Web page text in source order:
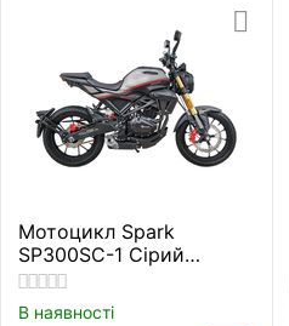
Мотоцикл Spark
SP300SC-1 Сірий
Дорожній
В наявності